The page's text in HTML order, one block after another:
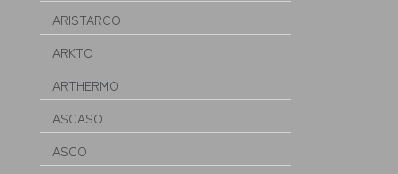
ARISTARCO
ARKTO
ARTHERMO
ASCASO
ASCO